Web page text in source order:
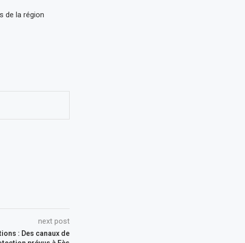
de la région
next post
: Des canaux de